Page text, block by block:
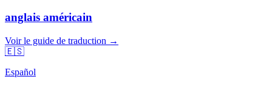
anglais américain
Voir le guide de traduction →
🇪🇸
Español